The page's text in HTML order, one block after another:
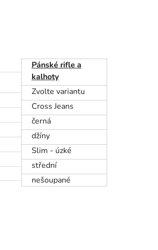
Pánské rifle a
kalhoty
Zvolte variantu
Cross Jeans
černá
džíny
Slim - úzké
střední
nešoupané